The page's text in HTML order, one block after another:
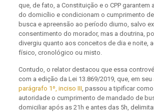
que, de fato, a Constituição e o CPP garantem
do domicílio e condicionam o cumprimento
busca e apreensão ao período diurno, salvo
consentimento do morador, mas a doutrina,
divergiu quanto aos conceitos de dia e noite,
físico, cronológico ou misto.
Contudo, o relator destacou que essa
com a edição da Lei 13.869/2019, que, em seu
parágrafo 1º, inciso III, passou a tipificar
autoridade o cumprimento de mandado de
domiciliar após as 21h e antes das 5h,